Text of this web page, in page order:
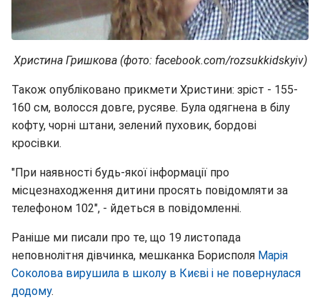
Христина Гришкова (фото: facebook.com/rozsukkidskyiv)
Також опубліковано прикмети Христини: зріст - 155-
160 см, волосся довге, русяве. Була одягнена в білу
кофту, чорні штани, зелений пуховик, бордові
кросівки.
"При наявності будь-якої інформації про
місцезнаходження дитини просять повідомляти за
телефоном 102", - йдеться в повідомленні.
Раніше ми писали про те, що 19 листопада
неповнолітня дівчинка, мешканка Борисполя Марія
Соколова вирушила в школу в Києві і не повернулася
додому.